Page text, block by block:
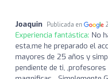
Joaquin Publicada en
Experiencia fantástica: No
esta,me he preparado el
mayores de 25 años y
pendiente de ti,